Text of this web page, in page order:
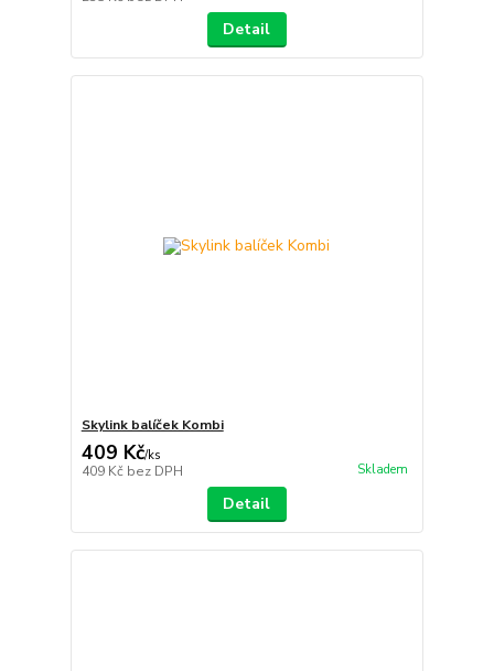
Detail
Skylink balíček Kombi
409 Kč/ks
409 Kč bez DPH Skladem
Detail